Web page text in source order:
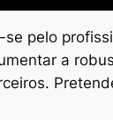
pelo
a